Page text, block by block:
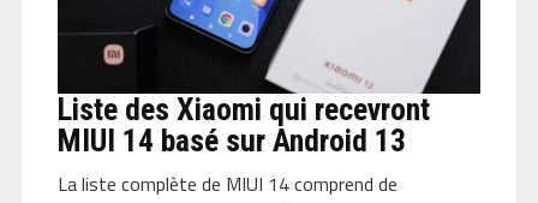
Liste des Xiaomi qui recevront
MIUI 14 basé sur Android 13
La liste complète de MIUI 14 comprend de